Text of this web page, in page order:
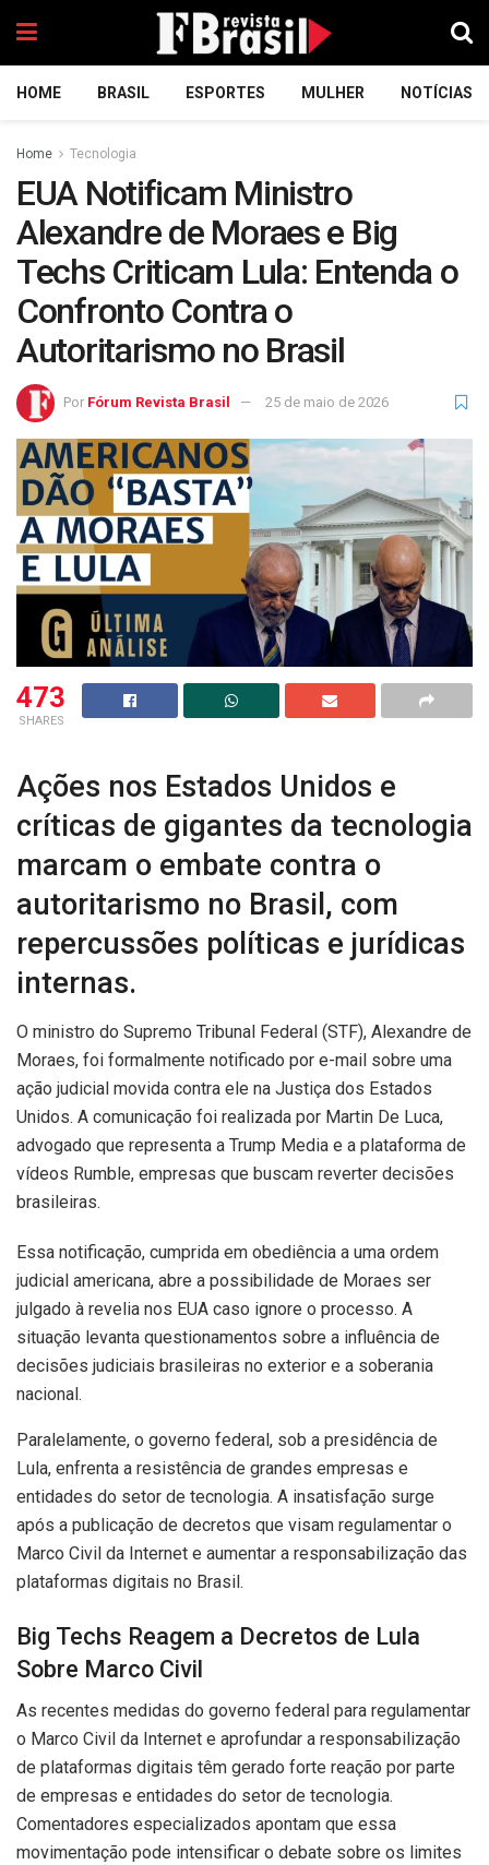
HOME BRASIL ESPORTES MULHER NOTÍCIAS
Home Tecnologia
EUA Notificam Ministro
Alexandre de Moraes e Big
Techs Criticam Lula: Entenda o
Confronto Contra o
Autoritarismo no Brasil
Por Fórum Revista Brasil 25 de maio de 2026
473
SHARES
Ações nos Estados Unidos e
críticas de gigantes da tecnologia
marcam o embate contra o
autoritarismo no Brasil, com
repercussões políticas e jurídicas
internas.
O ministro do Supremo Tribunal Federal (STF), Alexandre de
Moraes, foi formalmente notificado por e-mail sobre uma
ação judicial movida contra ele na Justiça dos Estados
Unidos. A comunicação foi realizada por Martin De Luca,
advogado que representa a Trump Media e a plataforma de
vídeos Rumble, empresas que buscam reverter decisões
brasileiras.
Essa notificação, cumprida em obediência a uma ordem
judicial americana, abre a possibilidade de Moraes ser
julgado à revelia nos EUA caso ignore o processo. A
situação levanta questionamentos sobre a influência de
decisões judiciais brasileiras no exterior e a soberania
nacional.
Paralelamente, o governo federal, sob a presidência de
Lula, enfrenta a resistência de grandes empresas e
entidades do setor de tecnologia. A insatisfação surge
após a publicação de decretos que visam regulamentar o
Marco Civil da Internet e aumentar a responsabilização das
plataformas digitais no Brasil.
Big Techs Reagem a Decretos de Lula
Sobre Marco Civil
As recentes medidas do governo federal para regulamentar
o Marco Civil da Internet e aprofundar a responsabilização
de plataformas digitais têm gerado forte reação por parte
de empresas e entidades do setor de tecnologia.
Comentadores especializados apontam que essa
movimentação pode intensificar o debate sobre os limites